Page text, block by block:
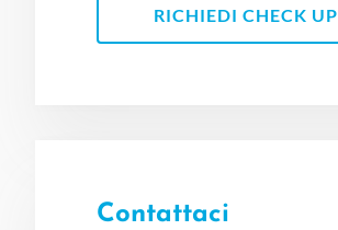
RICHIEDI CHECK UP
Contattaci